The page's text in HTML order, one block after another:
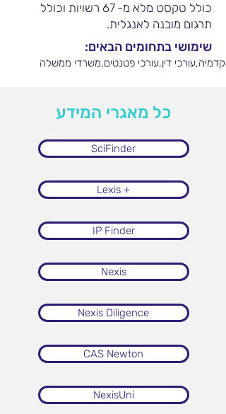
כולל טקסט מלא מ- 67 רשויות וכולל
תרגום מובנה לאנגלית.
שימושי בתחומים הבאים:
דין,עורכי פטנטים,משרדי ממשלה
כל מאגרי המידע
SciFinder
Lexis +
IP Finder
Nexis
Nexis Diligence
CAS Newton
NexisUni